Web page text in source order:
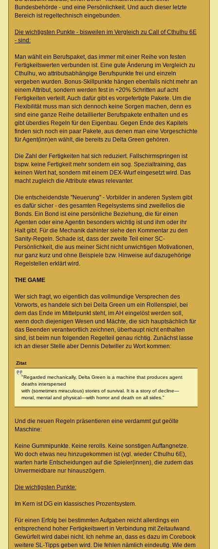
Bundesbehörde - und eine Persönlichkeit. Und auch dieser letzte
Bereich ist regeltechnisch eingebunden.
Die wichtigsten Punkte - bisweilen im Vergleich zu Call of Cthulhu 6E
- sind:
Man wählt ein Berufspaket, das immer mit einer Reihe von festen
Fertigkeitswerten verbunden ist. Eine gute Änderung im Vergleich zu
Cthulhu, wo attributsabhängige Berufspunkte frei und einzeln
vergeben wurden. Bonus-Skillpunkte hängen ebenfalls nicht mehr an
einem Attribut, sondern werden fest in +20% Schritten auf acht
Fertigkeiten verteilt. Auch dafür gibt es vorgefertigte Pakete. Um die
Flexibilität muss man sich dennoch keine Sorgen machen, denn es
sind eine ganze Reihe detaillierter Berufspakete enthalten und es
gibt überdies Regeln für den Eigenbau. Gegen Ende des Kapitels
finden sich noch ein paar Pakete, aus denen man eine Vorgeschichte
für Agent(inn)en wählt, die bereits zu Delta Green gehören.
Die Zahl der Fertigkeiten hat sich reduziert. Fallschirmspringen ist
bspw. keine Fertigkeit mehr sondern ein sog. Spezialtraining, das
keinen Wert hat, sondern mit einem DEX-Wurf eingesetzt wird. Das
macht zugleich die Attribute etwas relevanter.
Die entscheidendste "Neuerung" - Vorbilder in anderen System gibt
es dafür sicher - des gesamten Regelsystems sind zweifellos die
Bonds. Ein Bond ist eine persönliche Beziehung, die für einen
Agenten oder eine Agentin besonders wichtig ist und ihm oder ihr
Halt gibt. Für die Mechanik dahinter siehe den Kommentar zu den
Sanity-Regeln. Schade ist, dass der zweite Teil einer SC-
Persönlichkeit, die aus meiner Sicht nicht unwichtigen Motivationen,
nur ganz kurz und ohne Beispiele bzw. Hinweise auf dazugehörige
Regelstellen erklärt wird.
THE GAME
Wer sich fragt, wo eigentlich das vollmundige Versprechen des
Vorworts, es handele sich bei Delta Green um ein Rollenspiel, bei
dem das Ende im Mittelpunkt steht, im AH eingelöst werden soll,
wenn doch diejenigen Wesen und Mächte, die sich hauptsächlich für
das Beenden verantwortlich zeichnen, überhaupt nicht enthalten
sind, ist beim nun folgenden Regelteil genau richtig. Zunächst lasse
ich an dieser Stelle aber Dennis Detwiller zu Wort kommen:
Zitat
"Regarded mechanically, Delta Green is a machine that produces agent
deaths interspersed
with (sometimes miraculous) stories of survival. It is a story of decline—
moral, mental and physical—with horror and death on all sides."
Und die neuen Regeln präsentieren eine verdammt gut geölte
Maschine:
Keine Gummipunkte. Keine rerolls. Keine sonstigen Auffangnetze.
Wo doch etwas neu hinzugekommen ist (vgl. wieder Cthulhu 6E),
warten harte Entscheidungen auf die Spieler(innen), die zudem das
Unvermeidbare nur hinauszögern.
Die wichtigsten Punkte:
Im Kern ist DG ein klassisches Prozentsystem.
Für einen Erfolg bei bestimmten Aufgaben reicht allerdings ein
entsprechend hoher Fertigkeitswert in Verbindung mit Zeitaufwand.
Gewürfelt wird dabei nicht. Ich nehme an, dass es dazu im Corebook
weitere SL-Tipps geben wird. Die fehlen nämlich eindeutig. Wie dem